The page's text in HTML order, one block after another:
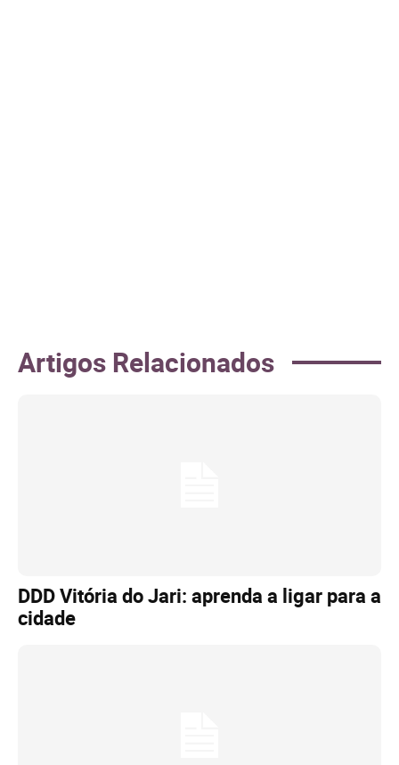
Artigos Relacionados
DDD Vitória do Jari: aprenda a ligar para a
cidade